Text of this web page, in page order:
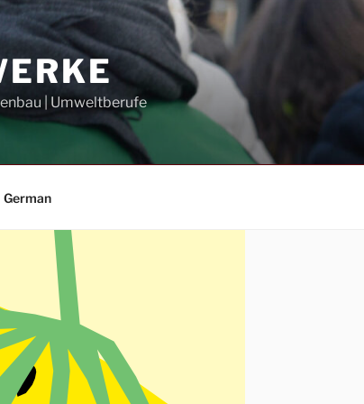
| Umweltberufe
German